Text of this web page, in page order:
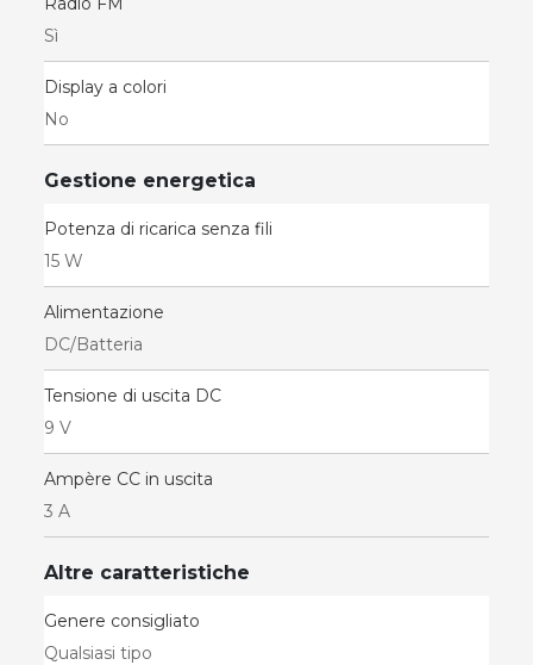
Sì
Display a colori
No
Gestione energetica
Potenza di ricarica senza fili
15 W
Alimentazione
DC/Batteria
Tensione di uscita DC
9 V
Ampère CC in uscita
3 A
Altre caratteristiche
Genere consigliato
Qualsiasi tipo